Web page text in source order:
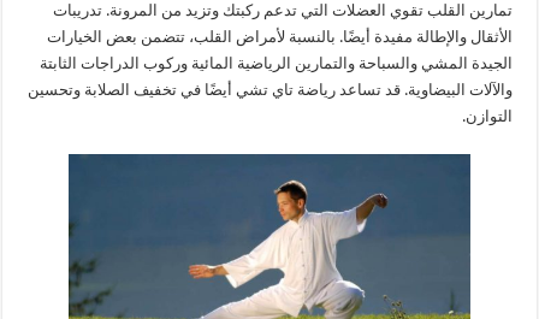
تمارين القلب تقوي العضلات التي تدعم ركبتك وتزيد من المرونة. تدريبات
الأثقال والإطالة مفيدة أيضًا. بالنسبة لأمراض القلب، تتضمن بعض الخيارات
الجيدة المشي والسباحة والتمارين الرياضية المائية وركوب الدراجات الثابتة
والآلات البيضاوية. قد تساعد رياضة تاي تشي أيضًا في تخفيف الصلابة وتحسين
التوازن.